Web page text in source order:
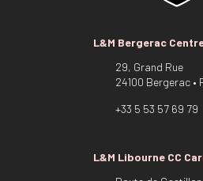
L&M Bergerac
29, Grand Rue
24100 Bergerac •
+33 5 53 57 69 79
L&M Libourne CC